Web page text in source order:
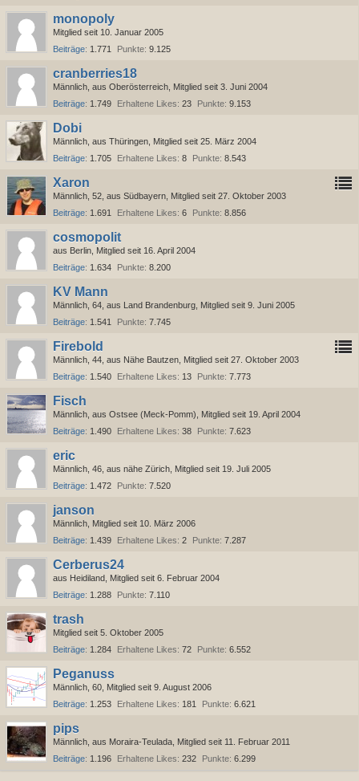
monopoly
Mitglied seit 10. Januar 2005
Beiträge 1.771 Punkte 9.125
cranberries18
Männlich aus Oberösterreich Mitglied seit 3. Juni 2004
Beiträge 1.749 Erhaltene Likes 23 Punkte 9.153
Dobi
Männlich aus Thüringen Mitglied seit 25. März 2004
Beiträge 1.705 Erhaltene Likes 8 Punkte 8.543
Xaron
Männlich 52 aus Südbayern Mitglied seit 27. Oktober 2003
Beiträge 1.691 Erhaltene Likes 6 Punkte 8.856
cosmopolit
aus Berlin Mitglied seit 16. April 2004
Beiträge 1.634 Punkte 8.200
KV Mann
Männlich 64 aus Land Brandenburg Mitglied seit 9. Juni 2005
Beiträge 1.541 Punkte 7.745
Firebold
Männlich 44 aus Nähe Bautzen Mitglied seit 27. Oktober 2003
Beiträge 1.540 Erhaltene Likes 13 Punkte 7.773
Fisch
Männlich aus Ostsee (Meck-Pomm)
Mitglied seit 19. April 2004
Beiträge 1.490 Erhaltene Likes 38 Punkte 7.623
eric
Männlich 46 aus nähe Zürich Mitglied seit 19. Juli 2005
Beiträge 1.472 Punkte 7.520
janson
Männlich Mitglied seit 10. März 2006
Beiträge 1.439 Erhaltene Likes 2 Punkte 7.287
Cerberus24
aus Heidiland Mitglied seit 6. Februar 2004
Beiträge 1.288 Punkte 7.110
trash
Mitglied seit 5. Oktober 2005
Beiträge 1.284 Erhaltene Likes 72 Punkte 6.552
Peganuss
Männlich 60 Mitglied seit 9. August 2006
Beiträge 1.253 Erhaltene Likes 181 Punkte 6.621
pips
Männlich aus Moraira-Teulada Mitglied seit 11. Februar 2011
Beiträge 1.196 Erhaltene Likes 232 Punkte 6.299